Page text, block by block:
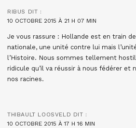
RIBUS DIT :
10 OCTOBRE 2015 À 21 H 07 MIN
Je vous rassure : Hollande est en train
nationale, une unité contre lui mais
l’Histoire. Nous sommes tellement
ridicule qu’il va réussir à nous fédérer et
nos racines.
THIBAULT LOOSVELD DIT :
10 OCTOBRE 2015 À 17 H 16 MIN